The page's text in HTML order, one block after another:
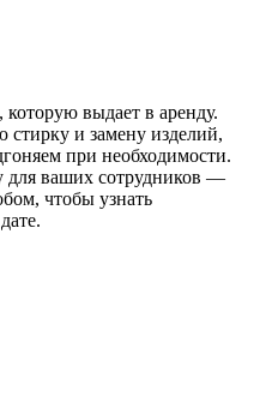
выдает в аренду.
и замену изделий,
при необходимости.
для ваших сотрудников —
чтобы узнать